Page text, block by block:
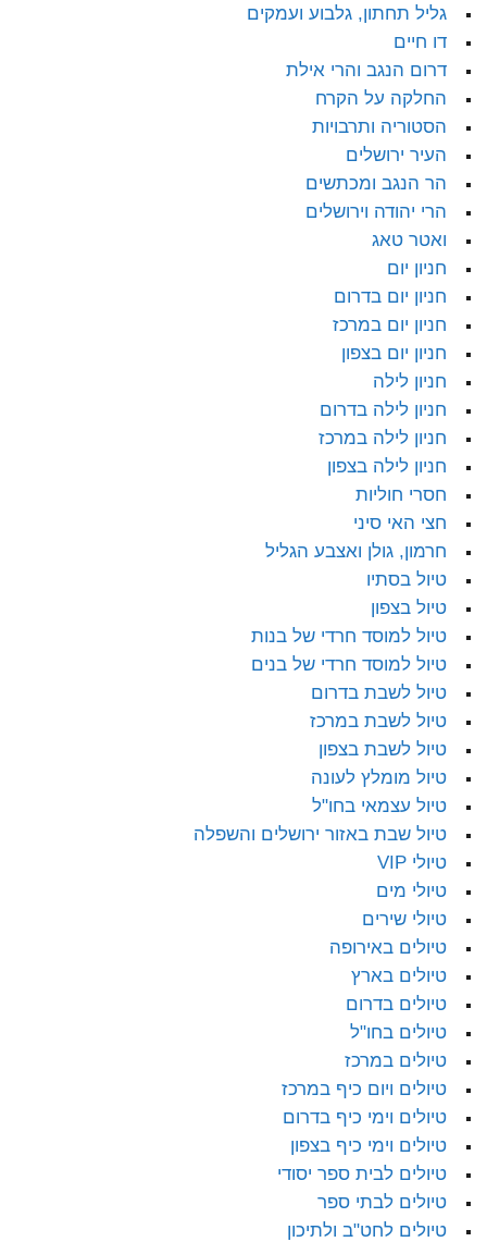
גליל תחתון, גלבוע ועמקים
דו חיים
דרום הנגב והרי אילת
החלקה על הקרח
הסטוריה ותרבויות
העיר ירושלים
הר הנגב ומכתשים
הרי יהודה וירושלים
ואטר טאג
חניון יום
חניון יום בדרום
חניון יום במרכז
חניון יום בצפון
חניון לילה
חניון לילה בדרום
חניון לילה במרכז
חניון לילה בצפון
חסרי חוליות
חצי האי סיני
חרמון, גולן ואצבע הגליל
טיול בסתיו
טיול בצפון
טיול למוסד חרדי של בנות
טיול למוסד חרדי של בנים
טיול לשבת בדרום
טיול לשבת במרכז
טיול לשבת בצפון
טיול מומלץ לעונה
טיול עצמאי בחו"ל
טיול שבת באזור ירושלים והשפלה
טיולי VIP
טיולי מים
טיולי שירים
טיולים באירופה
טיולים בארץ
טיולים בדרום
טיולים בחו"ל
טיולים במרכז
טיולים ויום כיף במרכז
טיולים וימי כיף בדרום
טיולים וימי כיף בצפון
טיולים לבית ספר יסודי
טיולים לבתי ספר
טיולים לחט"ב ולתיכון